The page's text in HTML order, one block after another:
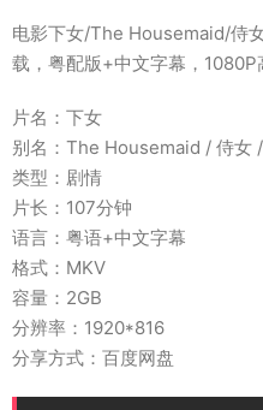
电影下女/The Housemaid/侍
载，粤配版+中文字幕，1080P
片名：下女
别名：The Housemaid / 侍女
类型：剧情
片长：107分钟
语言：粤语+中文字幕
格式：MKV
容量：2GB
分辨率：1920*816
分享方式：百度网盘